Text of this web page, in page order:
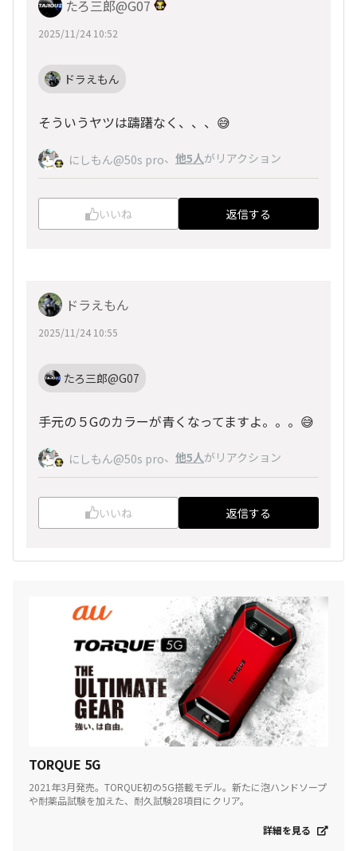
たろ三郎@G07
2025/11/24 10:52
ドラえもん
そういうヤツは躊躇なく、、、😅
にしもん@50s pro、 他5人がリアクション
いいね 返信する
ドラえもん
2025/11/24 10:55
たろ三郎@G07
手元の５Gのカラーが青くなってますよ。。。😅
にしもん@50s pro、 他5人がリアクション
いいね 返信する
TORQUE 5G
2021年3月発売。TORQUE初の5G搭載モデル。新たに泡ハンドソープ
や耐薬品試験を加えた、耐久試験28項目にクリア。
詳細を見る